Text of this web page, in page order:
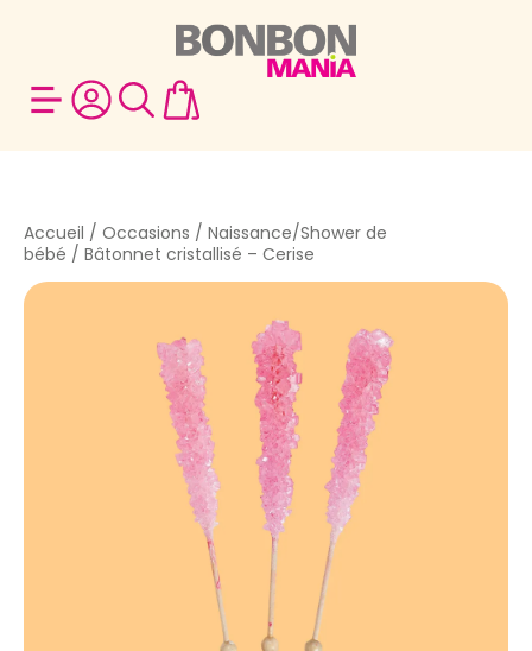
Accueil / Occasions / Naissance/Shower de
bébé / Bâtonnet cristallisé – Cerise